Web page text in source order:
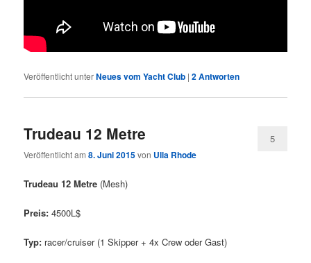
Veröffentlicht unterNeues vom Yacht Club |2Antworten
Trudeau 12 Metre
Veröffentlicht am8. Juni 2015von Ulla Rhode
5
Trudeau 12 Metre (Mesh)
Preis: 4500L$
Typ: racer/cruiser (1 Skipper + 4x Crew oder Gast)